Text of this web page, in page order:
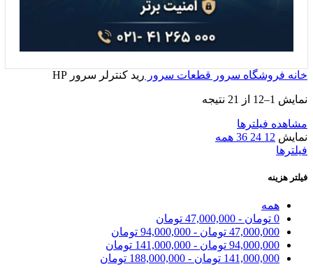
خانه فروشگاه سرور قطعات سرور رید کنترلر سرور HP
نمایش 1–12 از 21 نتیجه
مشاهده فیلترها
نمایش 12
24
36 همه
فیلترها
فیلتر هزینه
همه
0 تومان -
47,000,000 تومان
47,000,000 تومان -
94,000,000 تومان
94,000,000 تومان -
141,000,000 تومان
141,000,000 تومان -
188,000,000 تومان